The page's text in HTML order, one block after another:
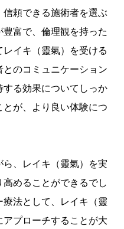
頼できる施術者を選ぶ
富で、倫理観を持った
イキ（靈氣）を受ける
のコミュニケーション
する効果についてしっか
とが、より良い体験につ
、レイキ（靈氣）を実
めることができるでし
療法として、レイキ（靈
プローチすることが大